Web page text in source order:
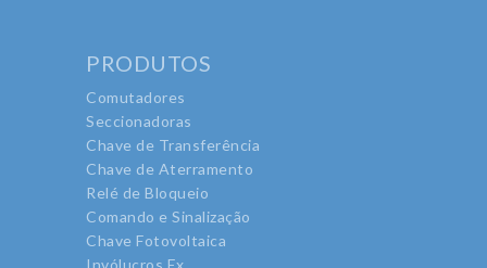
PRODUTOS
Comutadores
Seccionadoras
Chave de Transferência
Chave de Aterramento
Relé de Bloqueio
Comando e Sinalização
Chave Fotovoltaica
Invólucros Ex